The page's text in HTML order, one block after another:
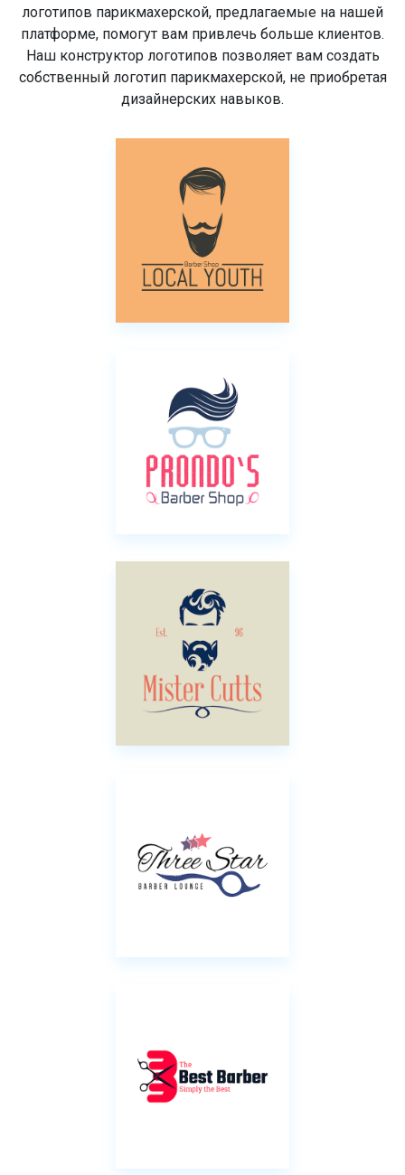
логотипов парикмахерской, предлагаемые на нашей
платформе, помогут вам привлечь больше клиентов.
Наш конструктор логотипов позволяет вам создать
собственный логотип парикмахерской, не приобретая
дизайнерских навыков.